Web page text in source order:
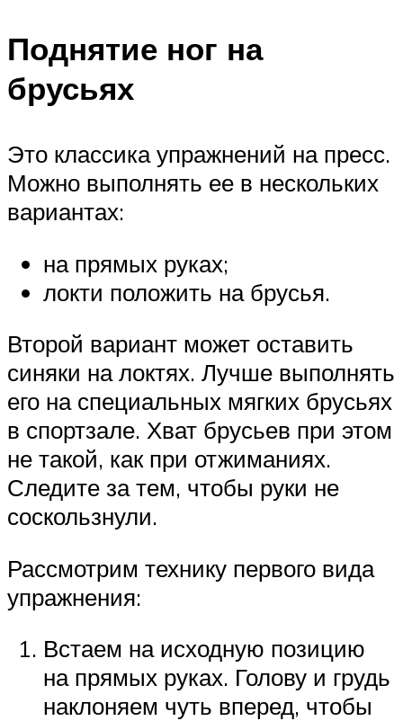
Поднятие ног на
брусьях
Это классика упражнений на пресс.
Можно выполнять ее в нескольких
вариантах:
на прямых руках;
локти положить на брусья.
Второй вариант может оставить
синяки на локтях. Лучше выполнять
его на специальных мягких брусьях
в спортзале. Хват брусьев при этом
не такой, как при отжиманиях.
Следите за тем, чтобы руки не
соскользнули.
Рассмотрим технику первого вида
упражнения:
Встаем на исходную позицию
на прямых руках. Голову и грудь
наклоняем чуть вперед, чтобы